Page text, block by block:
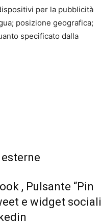
per la pubblicità
posizione geografica;
specificato dalla
, Pulsante “Pin
e widget sociali